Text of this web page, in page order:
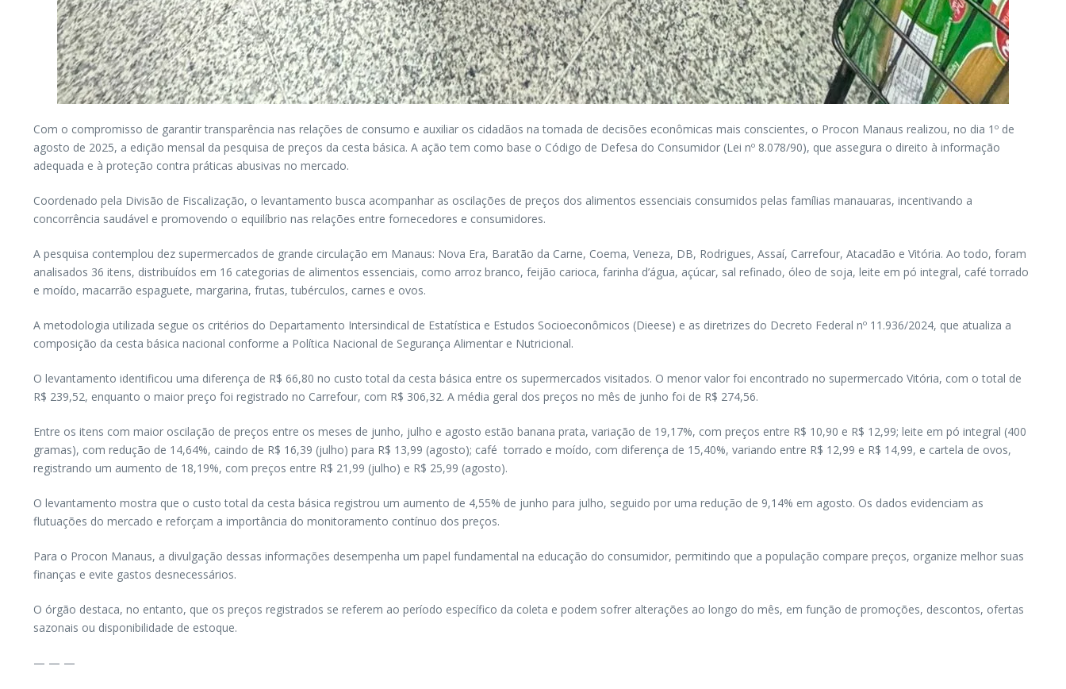
Com o compromisso de garantir transparência nas relações de consumo e auxiliar os cidadãos na tomada de decisões econômicas mais conscientes, o Procon Manaus realizou, no dia 1º de
agosto de 2025, a edição mensal da pesquisa de preços da cesta básica. A ação tem como base o Código de Defesa do Consumidor (Lei nº 8.078/90), que assegura o direito à informação
adequada e à proteção contra práticas abusivas no mercado.
Coordenado pela Divisão de Fiscalização, o levantamento busca acompanhar as oscilações de preços dos alimentos essenciais consumidos pelas famílias manauaras, incentivando a
concorrência saudável e promovendo o equilíbrio nas relações entre fornecedores e consumidores.
A pesquisa contemplou dez supermercados de grande circulação em Manaus: Nova Era, Baratão da Carne, Coema, Veneza, DB, Rodrigues, Assaí, Carrefour, Atacadão e Vitória. Ao todo, foram
analisados 36 itens, distribuídos em 16 categorias de alimentos essenciais, como arroz branco, feijão carioca, farinha d’água, açúcar, sal refinado, óleo de soja, leite em pó integral, café torrado
e moído, macarrão espaguete, margarina, frutas, tubérculos, carnes e ovos.
A metodologia utilizada segue os critérios do Departamento Intersindical de Estatística e Estudos Socioeconômicos (Dieese) e as diretrizes do Decreto Federal nº 11.936/2024, que atualiza a
composição da cesta básica nacional conforme a Política Nacional de Segurança Alimentar e Nutricional.
O levantamento identificou uma diferença de R$ 66,80 no custo total da cesta básica entre os supermercados visitados. O menor valor foi encontrado no supermercado Vitória, com o total de
R$ 239,52, enquanto o maior preço foi registrado no Carrefour, com R$ 306,32. A média geral dos preços no mês de junho foi de R$ 274,56.
Entre os itens com maior oscilação de preços entre os meses de junho, julho e agosto estão banana prata, variação de 19,17%, com preços entre R$ 10,90 e R$ 12,99; leite em pó integral (400
gramas), com redução de 14,64%, caindo de R$ 16,39 (julho) para R$ 13,99 (agosto); café torrado e moído, com diferença de 15,40%, variando entre R$ 12,99 e R$ 14,99, e cartela de ovos,
registrando um aumento de 18,19%, com preços entre R$ 21,99 (julho) e R$ 25,99 (agosto).
O levantamento mostra que o custo total da cesta básica registrou um aumento de 4,55% de junho para julho, seguido por uma redução de 9,14% em agosto. Os dados evidenciam as
flutuações do mercado e reforçam a importância do monitoramento contínuo dos preços.
Para o Procon Manaus, a divulgação dessas informações desempenha um papel fundamental na educação do consumidor, permitindo que a população compare preços, organize melhor suas
finanças e evite gastos desnecessários.
O órgão destaca, no entanto, que os preços registrados se referem ao período específico da coleta e podem sofrer alterações ao longo do mês, em função de promoções, descontos, ofertas
sazonais ou disponibilidade de estoque.
— — —